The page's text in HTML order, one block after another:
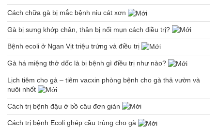
Cách chữa gà bị mắc bệnh niu cát xơn
Gà bị sưng khớp chân, thân bị nổi mụn cách điều trị?
Bệnh ecoli ở Ngan Vịt triệu trứng và điều trị
Gà há miệng thở dốc là bị bệnh gì điều trị như nào?
Lịch tiêm cho gà – tiêm vacxin phòng bệnh cho gà thả vườn và
nuôi nhốt
Cách trị bệnh đậu ở bồ câu đơn giản
Cách trị bệnh Ecoli ghép cầu trùng cho gà